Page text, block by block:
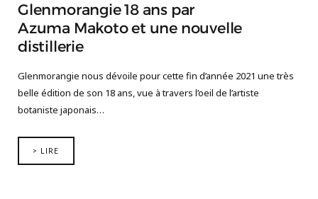
Glenmorangie 18 ans par
Azuma Makoto et une nouvelle
distillerie
Glenmorangie nous dévoile pour cette fin d’année 2021 une très
belle édition de son 18 ans, vue à travers l’oeil de l’artiste
botaniste japonais…
> LIRE